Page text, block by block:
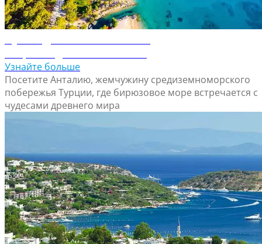
Узнайте больше
Посетите Анталию, жемчужину средиземноморского
побережья Турции, где бирюзовое море встречается с
чудесами древнего мира